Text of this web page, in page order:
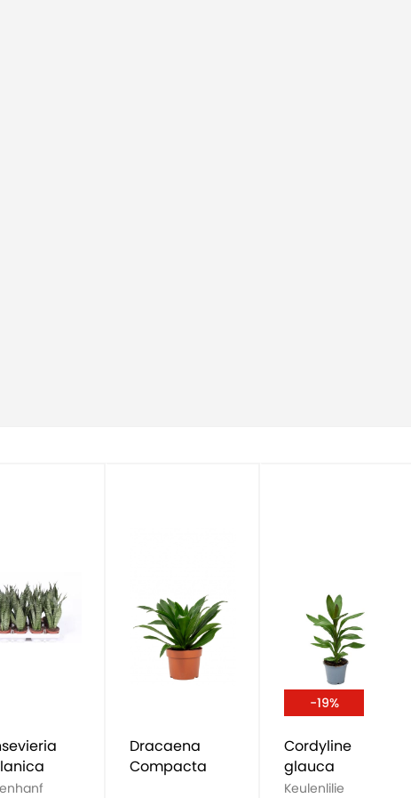
Dracaena
Compacta
-19%
Cordyline
glauca
Keulenlilie